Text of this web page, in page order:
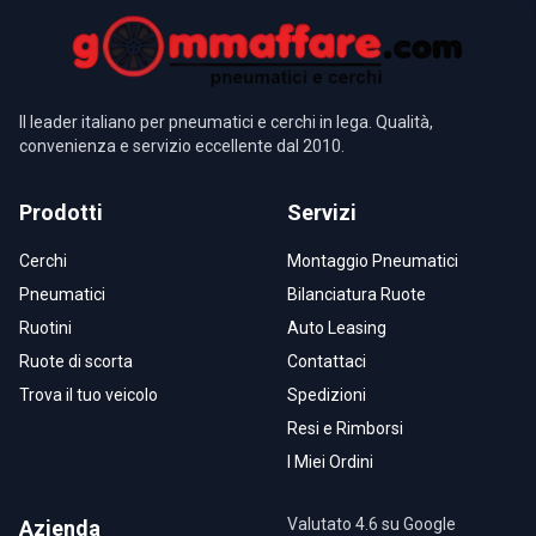
Il leader italiano per pneumatici e cerchi in lega. Qualità,
convenienza e servizio eccellente dal 2010.
Prodotti
Cerchi
Pneumatici
Ruotini
Ruote di scorta
Trova il tuo veicolo
Servizi
Montaggio Pneumatici
Bilanciatura Ruote
Auto Leasing
Contattaci
Spedizioni
Resi e Rimborsi
I Miei Ordini
Azienda Valutato 4.6 su Google